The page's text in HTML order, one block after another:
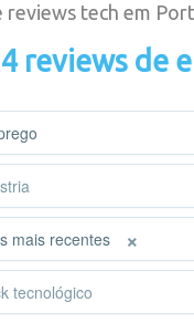
reviews tech em
reviews de
×
mais recentes
tecnológico